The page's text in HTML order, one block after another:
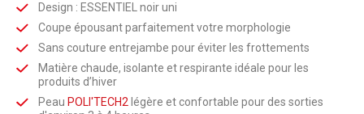
Design : ESSENTIEL noir uni
Coupe épousant parfaitement votre morphologie
Sans couture entrejambe pour éviter les frottements
Matière chaude, isolante et respirante idéale pour les
produits d’hiver
Peau POLI'TECH2 légère et confortable pour des sorties